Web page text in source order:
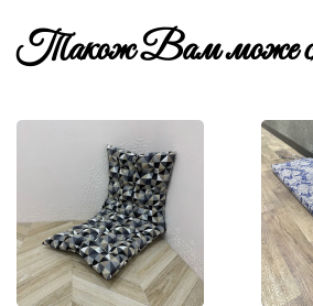
Також Вам може